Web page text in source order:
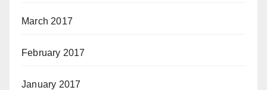
March 2017
February 2017
January 2017